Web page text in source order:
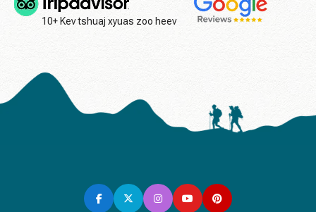
10+ Kev tshuaj xyuas zoo heev